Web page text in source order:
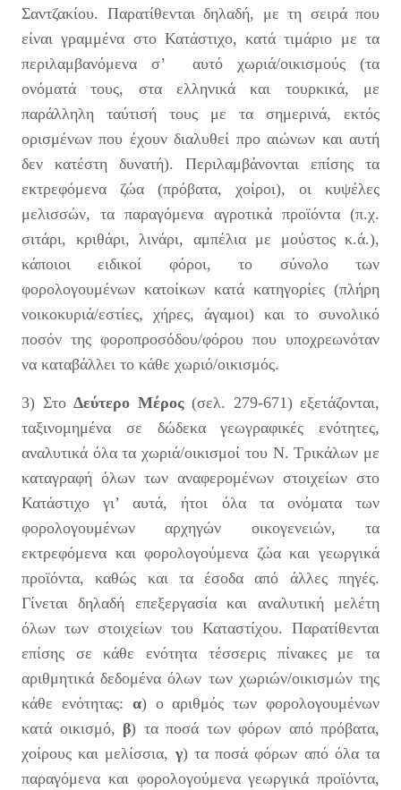
Σαντζακίου. Παρατίθενται δηλαδή, με τη σειρά που
είναι γραμμένα στο Κατάστιχο, κατά τιμάριο με τα
περιλαμβανόμενα σ’ αυτό χωριά/οικισμούς (τα
ονόματά τους, στα ελληνικά και τουρκικά, με
παράλληλη ταύτισή τους με τα σημερινά, εκτός
ορισμένων που έχουν διαλυθεί προ αιώνων και αυτή
δεν κατέστη δυνατή). Περιλαμβάνονται επίσης τα
εκτρεφόμενα ζώα (πρόβατα, χοίροι), οι κυψέλες
μελισσών, τα παραγόμενα αγροτικά προϊόντα (π.χ.
σιτάρι, κριθάρι, λινάρι, αμπέλια με μούστος κ.ά.),
κάποιοι ειδικοί φόροι, το σύνολο των
φορολογουμένων κατοίκων κατά κατηγορίες (πλήρη
νοικοκυριά/εστίες, χήρες, άγαμοι) και το συνολικό
ποσόν της φοροπροσόδου/φόρου που υποχρεωνόταν
να καταβάλλει το κάθε χωριό/οικισμός.
3) Στο Δεύτερο Μέρος(σελ. 279-671) εξετάζονται,
ταξινομημένα σε δώδεκα γεωγραφικές ενότητες,
αναλυτικά όλα τα χωριά/οικισμοί του Ν. Τρικάλων με
καταγραφή όλων των αναφερομένων στοιχείων στο
Κατάστιχο γι’ αυτά, ήτοι όλα τα ονόματα των
φορολογουμένων αρχηγών οικογενειών, τα
εκτρεφόμενα και φορολογούμενα ζώα και γεωργικά
προϊόντα, καθώς και τα έσοδα από άλλες πηγές.
Γίνεται δηλαδή επεξεργασία και αναλυτική μελέτη
όλων των στοιχείων του Καταστίχου. Παρατίθενται
επίσης σε κάθε ενότητα τέσσερις πίνακες με τα
αριθμητικά δεδομένα όλων των χωριών/οικισμών της
κάθε ενότητας: α) ο αριθμός των φορολογουμένων
κατά οικισμό, β) τα ποσά των φόρων από πρόβατα,
χοίρους και μελίσσια, γ) τα ποσά φόρων από όλα τα
παραγόμενα και φορολογούμενα γεωργικά προϊόντα,